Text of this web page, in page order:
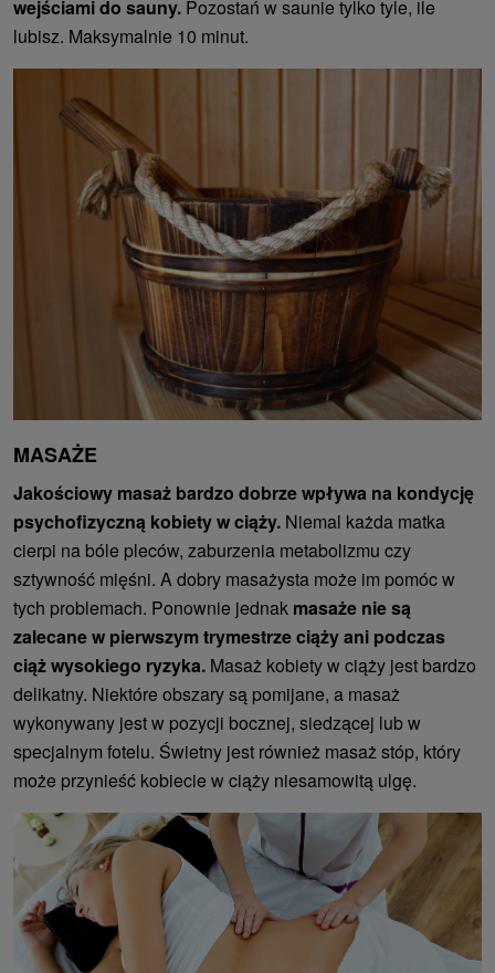
wejściami do sauny. Pozostań w saunie tylko tyle, ile
lubisz. Maksymalnie 10 minut.
MASAŻE
Jakościowy masaż bardzo dobrze wpływa na kondycję
psychofizyczną kobiety w ciąży. Niemal każda matka
cierpi na bóle pleców, zaburzenia metabolizmu czy
sztywność mięśni. A dobry masażysta może im pomóc w
tych problemach. Ponownie jednak masaże nie są
zalecane w pierwszym trymestrze ciąży ani podczas
ciąż wysokiego ryzyka. Masaż kobiety w ciąży jest bardzo
delikatny. Niektóre obszary są pomijane, a masaż
wykonywany jest w pozycji bocznej, siedzącej lub w
specjalnym fotelu. Świetny jest również masaż stóp, który
może przynieść kobiecie w ciąży niesamowitą ulgę.